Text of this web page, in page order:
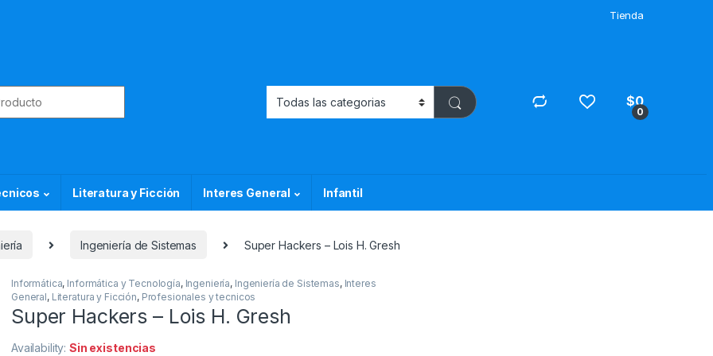
Tienda
0
$0
Literatura y Ficción Interes General Infantil
Ingeniería de Sistemas Super Hackers – Lois H. Gresh
Informática, Informática y Tecnología, Ingeniería, Ingeniería de Sistemas, Interes
General, Literatura y Ficción, Profesionales y tecnicos
Super Hackers – Lois H. Gresh
Availability:Sin existencias